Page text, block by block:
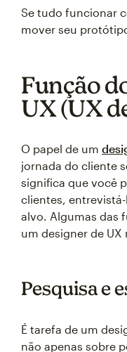
Se tudo funcionar
mover seu
Função
UX (UX
O papel de um
jornada do cliente
significa que você
clientes,
alvo. Algumas das
um designer de UX
Pesquisa e
É tarefa de um
não apenas sobre